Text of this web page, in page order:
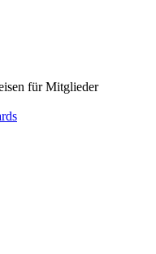
für Mitglieder